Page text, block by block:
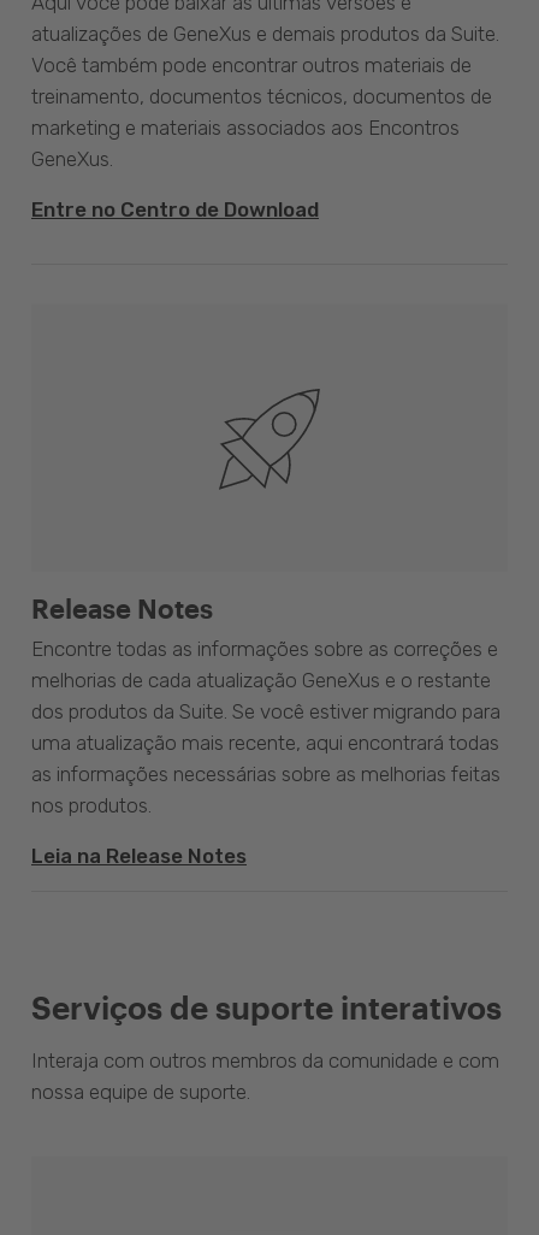
atualizações de GeneXus e demais produtos da Suite.
Você também pode encontrar outros materiais de
treinamento, documentos técnicos, documentos de
marketing e materiais associados aos Encontros
GeneXus.
Entre no Centro de Download
Release Notes
Encontre todas as informações sobre as correções e
melhorias de cada atualização GeneXus e o restante
dos produtos da Suite. Se você estiver migrando para
uma atualização mais recente, aqui encontrará todas
as informações necessárias sobre as melhorias feitas
nos produtos.
Leia na Release Notes
Serviços de suporte interativos
Interaja com outros membros da comunidade e com
nossa equipe de suporte.